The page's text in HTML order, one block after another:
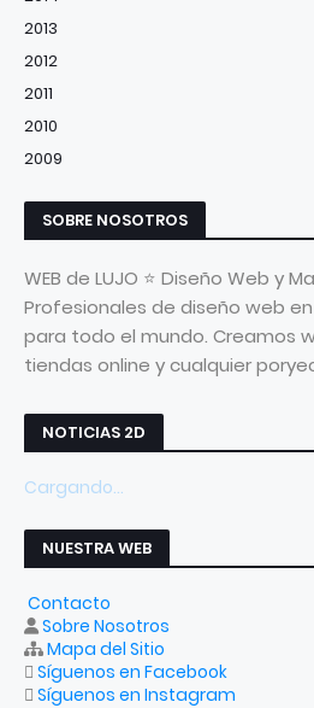
2013
2012
2011
2010
2009
SOBRE NOSOTROS
WEB de LUJO ⭐ Diseño Web y
Profesionales de diseño web
para todo el mundo. Creamos
tiendas online y cualquier
NOTICIAS 2D
Cargando...
NUESTRA WEB
Contacto
Sobre Nosotros
Mapa del Sitio
Síguenos en Facebook
Síguenos en Instagram